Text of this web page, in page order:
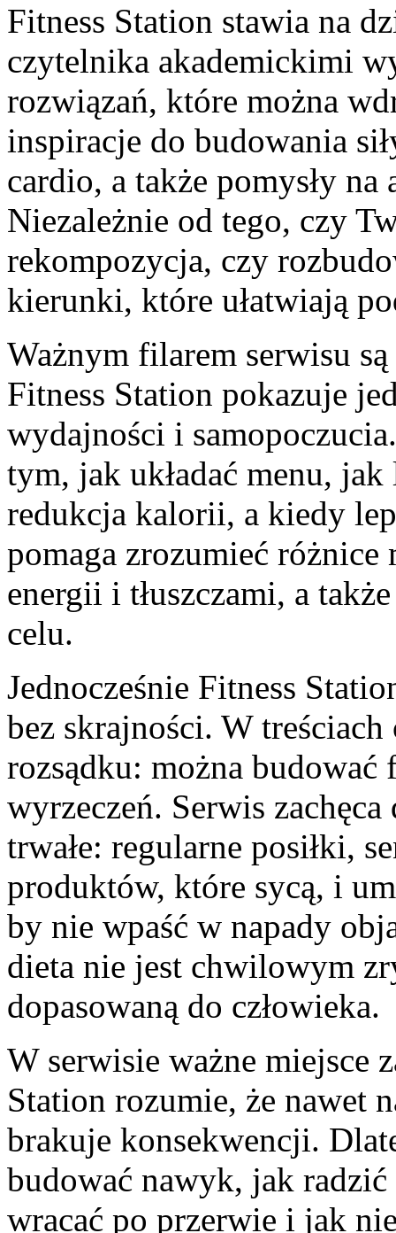
Fitness Station stawia na
czytelnika akademickimi
rozwiązań, które można
inspiracje do budowania
cardio, a także pomysły
Niezależnie od tego, czy
rekompozycja, czy
kierunki, które ułatwiają
Ważnym filarem serwisu
Fitness Station pokazuje
wydajności i
tym, jak układać menu,
redukcja kalorii, a kiedy
pomaga zrozumieć różnice
energii i tłuszczami, a
celu.
Jednocześnie Fitness
bez skrajności. W
rozsądku: można budować
wyrzeczeń. Serwis
trwałe: regularne posiłki,
produktów, które sycą, i
by nie wpaść w napady
dieta nie jest chwilowym
dopasowaną do człowieka.
W serwisie ważne miejsce
Station rozumie, że nawet
brakuje konsekwencji.
budować nawyk, jak
wracać po przerwie i jak